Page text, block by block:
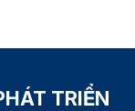
TRIỂN